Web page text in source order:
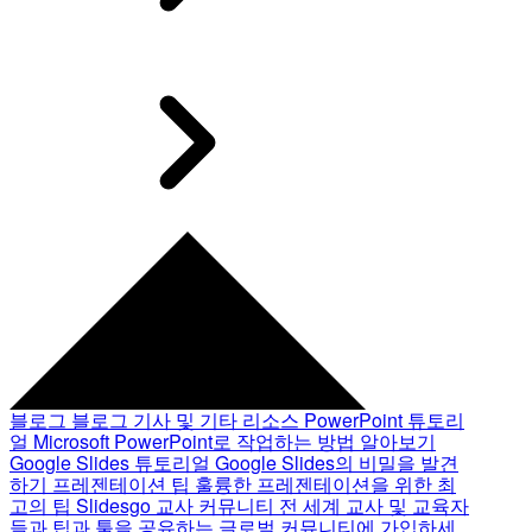
블로그 블로그 기사 및 기타 리소스 PowerPoint 튜토리
얼 Microsoft PowerPoint로 작업하는 방법 알아보기
Google Slides 튜토리얼 Google Slides의 비밀을 발견
하기 프레젠테이션 팁 훌륭한 프레젠테이션을 위한 최
고의 팁 Slidesgo 교사 커뮤니티 전 세계 교사 및 교육자